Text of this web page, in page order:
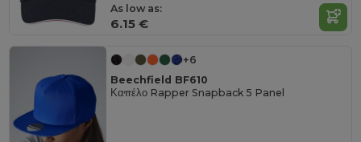
As low as:
6.15 €
+6
Beechfield BF610
Καπέλο Rapper Snapback 5 Panel